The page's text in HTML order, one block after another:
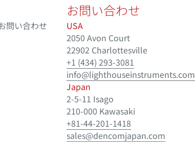
問い合わせ
お問い合わせ
USA
2050 Avon Court
22902 Charlottesville
+1 (434) 293-3081
info@lighthouseinstruments.com
Japan
2-5-11 Isago
210-000 Kawasaki
+81-44-201-1418
sales@dencomjapan.com